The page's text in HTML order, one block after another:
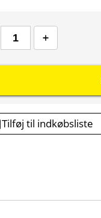
Tilføj til indkøbsliste